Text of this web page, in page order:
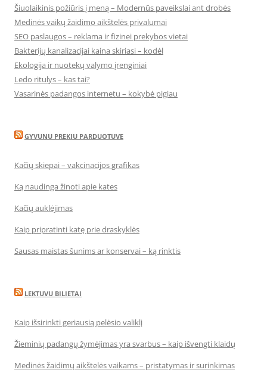
Šiuolaikinis požiūris į meną – Modernūs paveikslai ant drobės
Medinės vaikų žaidimo aikštelės privalumai
SEO paslaugos – reklama ir fizinei prekybos vietai
Bakterijų kanalizacijai kaina skiriasi – kodėl
Ekologija ir nuotekų valymo įrenginiai
Ledo ritulys – kas tai?
Vasarinės padangos internetu – kokybė pigiau
GYVUNU PREKIU PARDUOTUVE
Kačių skiepai – vakcinacijos grafikas
Ką naudinga žinoti apie kates
Kačių auklėjimas
Kaip pripratinti katę prie draskyklės
Sausas maistas šunims ar konservai – ką rinktis
LEKTUVU BILIETAI
Kaip išsirinkti geriausią pelėsio valiklį
Žieminių padangų žymėjimas yra svarbus – kaip išvengti klaidų
Medinės žaidimų aikštelės vaikams – pristatymas ir surinkimas